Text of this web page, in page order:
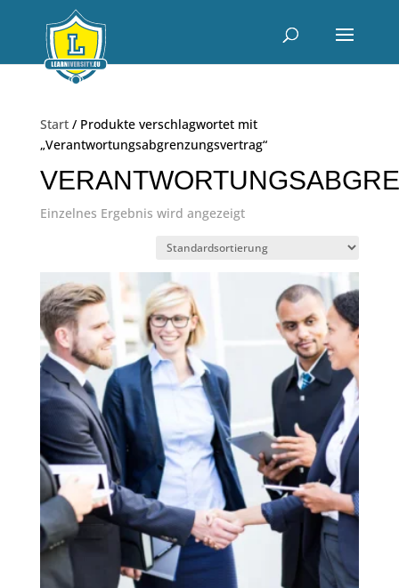
Start/ Produkte verschlagwortet mit
„Verantwortungsabgrenzungsvertrag“
Einzelnes Ergebnis wird angezeigt